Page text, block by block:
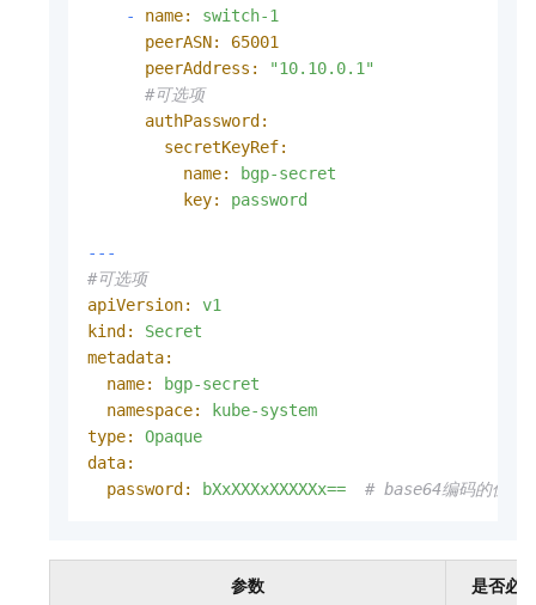
-
name:
switch-1
peerASN:
65001
peerAddress:
"10.10.0.1"
#可选项
authPassword:
secretKeyRef:
name:
bgp-secret
key:
password
---
#可选项
apiVersion:
v1
kind:
Secret
metadata:
name:
bgp-secret
namespace:
kube-system
type:
Opaque
data:
password:
bXxXXXxXXXXXx== # base64编码的值。
参数 是否必